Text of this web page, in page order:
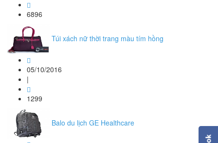
6896
Túi xách nữ thời trang màu tím hồng
05/10/2016
|
1299
Balo du lịch GE Healthcare